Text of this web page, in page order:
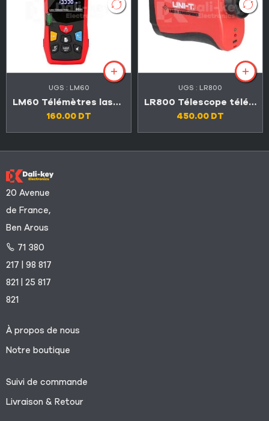
UGS : LM60
LM60 Télémètres laser professionnels 60 mètres avec niveaux à bulle
160.00 DT
UGS : LR800
LR800 Télescope télémètre laser 800 mètres
450.00 DT
20 Avenue
de France,
Ben Arous
71 380
217 | 98 817
821 | 25 817
821
À propos de nous
Notre boutique
Suivi de commande
Livraison & Retour